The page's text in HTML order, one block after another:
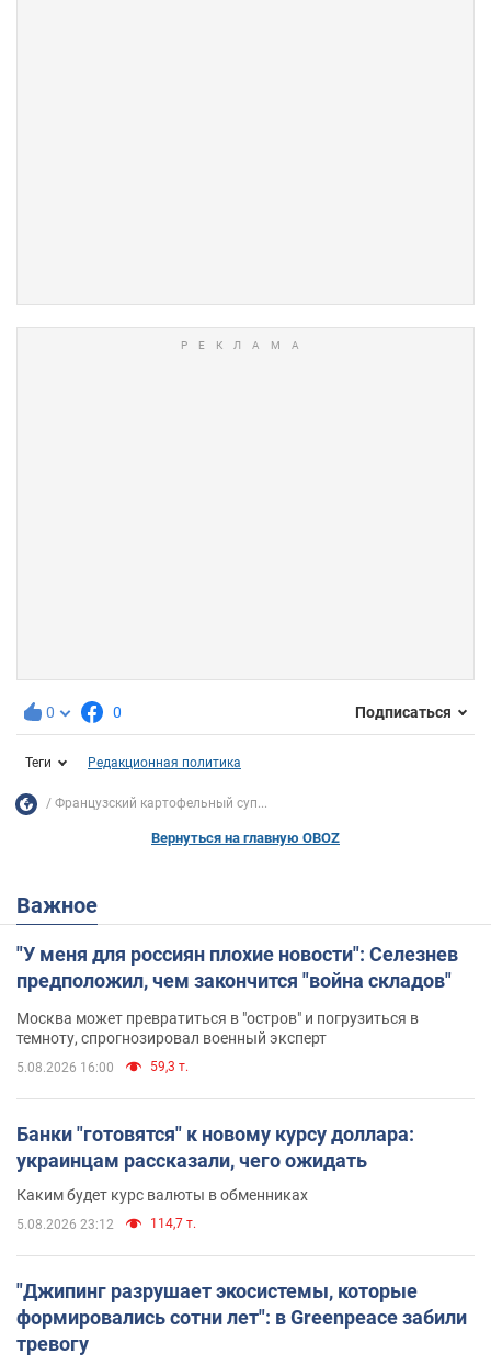
0 0 Подписаться
Теги Редакционная политика
Французский картофельный суп...
Вернуться на главную OBOZ
Важное
"У меня для россиян плохие новости": Селезнев
предположил, чем закончится "война складов"
Москва может превратиться в "остров" и погрузиться в
темноту, спрогнозировал военный эксперт
5.08.2026 16:00 59,3 т.
Банки "готовятся" к новому курсу доллара:
украинцам рассказали, чего ожидать
Каким будет курс валюты в обменниках
5.08.2026 23:12 114,7 т.
"Джипинг разрушает экосистемы, которые
формировались сотни лет": в Greenpeace забили
тревогу